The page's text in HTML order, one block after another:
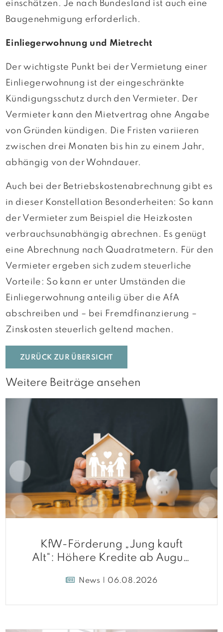
einschätzen. Je nach Bundesland ist auch eine
Baugenehmigung erforderlich.
Einliegerwohnung und Mietrecht
Der wichtigste Punkt bei der Vermietung einer
Einliegerwohnung ist der eingeschränkte
Kündigungsschutz durch den Vermieter. Der
Vermieter kann den Mietvertrag ohne Angabe
von Gründen kündigen. Die Fristen variieren
zwischen drei Monaten bis hin zu einem Jahr,
abhängig von der Wohndauer.
Auch bei der Betriebskostenabrechnung gibt es
in dieser Konstellation Besonderheiten: So kann
der Vermieter zum Beispiel die Heizkosten
verbrauchsunabhängig abrechnen. Es genügt
eine Abrechnung nach Quadratmetern. Für den
Vermieter ergeben sich zudem steuerliche
Vorteile: So kann er unter Umständen die
Einliegerwohnung anteilig über die AfA
abschreiben und – bei Fremdfinanzierung –
Zinskosten steuerlich geltend machen.
ZURÜCK ZUR ÜBERSICHT
Weitere Beiträge ansehen
KfW-Förderung „Jung kauft
Alt“: Höhere Kredite ab August
News | 06.08.2026